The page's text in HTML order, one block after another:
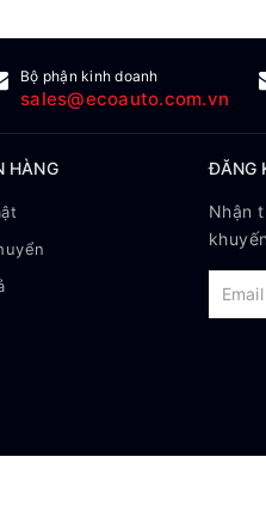
Bộ phận kinh doanh
sales@ecoauto.com.vn
HÀNG ĐĂNG
Nhận